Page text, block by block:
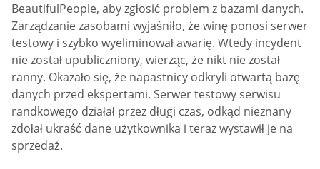
BeautifulPeople, aby zgłosić problem z bazami danych.
Zarządzanie zasobami wyjaśniło, że winę ponosi serwer
testowy i szybko wyeliminował awarię. Wtedy incydent
nie został upubliczniony, wierząc, że nikt nie został
ranny. Okazało się, że napastnicy odkryli otwartą bazę
danych przed ekspertami. Serwer testowy serwisu
randkowego działał przez długi czas, odkąd nieznany
zdołał ukraść dane użytkownika i teraz wystawił je na
sprzedaż.